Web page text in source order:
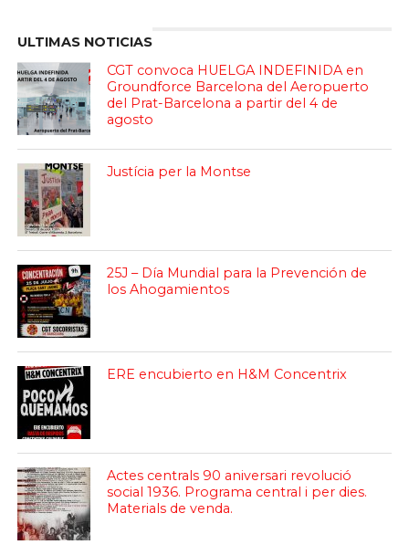
ULTIMAS NOTICIAS
CGT convoca HUELGA INDEFINIDA en
Groundforce Barcelona del Aeropuerto
del Prat-Barcelona a partir del 4 de
agosto
Justícia per la Montse
25J – Día Mundial para la Prevención de
los Ahogamientos
ERE encubierto en H&M Concentrix
Actes centrals 90 aniversari revolució
social 1936. Programa central i per dies.
Materials de venda.